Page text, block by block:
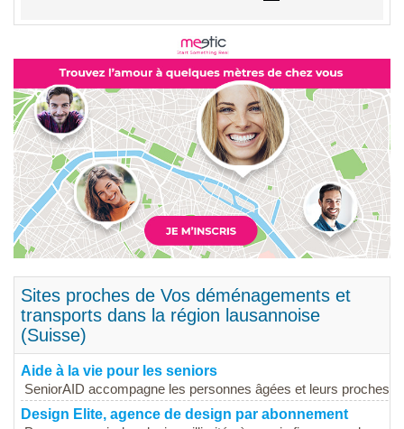
Sites proches de Vos déménagements et
transports dans la région lausannoise
(Suisse)
Aide à la vie pour les seniors
SeniorAID accompagne les personnes âgées et leurs proches
Design Elite, agence de design par abonnement